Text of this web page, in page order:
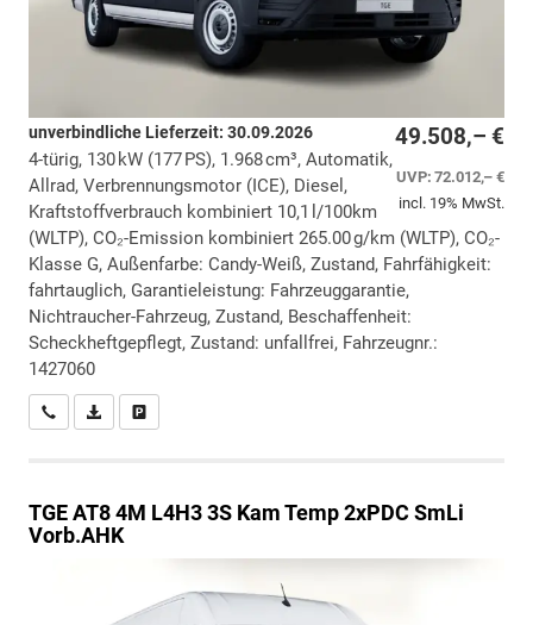
49.508,– €
UVP:72.012,– €
incl. 19% MwSt.
unverbindliche Lieferzeit: 30.09.2026
4-türig, 130 kW (177 PS), 1.968 cm³, Automatik,
Allrad, Verbrennungsmotor (ICE), Diesel,
Kraftstoffverbrauch kombiniert 10,1 l/100km
(WLTP), CO₂-Emission kombiniert 265.00 g/km (WLTP), CO₂-
Klasse G, Außenfarbe: Candy-Weiß, Zustand, Fahrfähigkeit:
fahrtauglich, Garantieleistung: Fahrzeuggarantie,
Nichtraucher-Fahrzeug, Zustand, Beschaffenheit:
Scheckheftgepflegt, Zustand: unfallfrei, Fahrzeugnr.:
1427060
Wir rufen Sie anPDF-Datei, Fahrzeugexposé drucken
TGEAT8 4M L4H3 3S Kam Temp 2xPDC SmLi
Vorb.AHK